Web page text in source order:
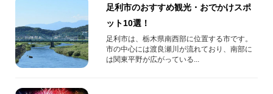
足利市のおすすめ観光・おでかけスポ
ット10選！
足利市は、栃木県南西部に位置する市です。
市の中心には渡良瀬川が流れており、南部に
は関東平野が広がっている...